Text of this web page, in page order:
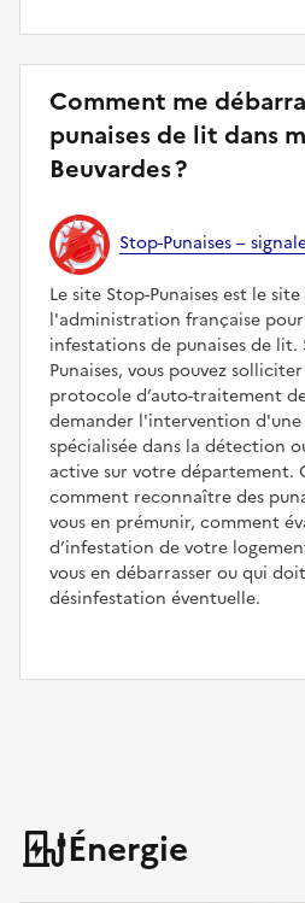
Comment me
punaises de lit dans
Beuvardes ?
Stop-Punaises –
Le site Stop-Punaises est le
l'administration française
infestations de punaises de lit.
Punaises, vous pouvez
protocole d’auto-traitement
demander l'intervention
spécialisée dans la détection
active sur votre département.
comment reconnaître des
vous en prémunir, comment
d’infestation de votre
vous en débarrasser ou qui
désinfestation éventuelle.
Énergie